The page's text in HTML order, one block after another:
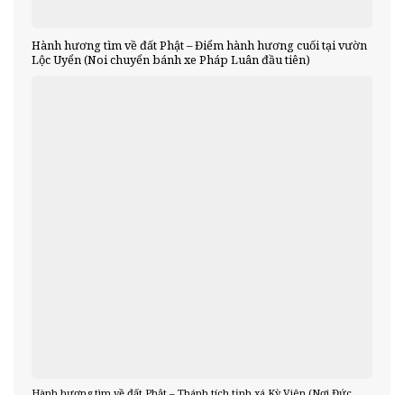
Hành hương tìm về đất Phật – Điểm hành hương cuối tại vườn
Lộc Uyển (Noi chuyển bánh xe Pháp Luân đầu tiên)